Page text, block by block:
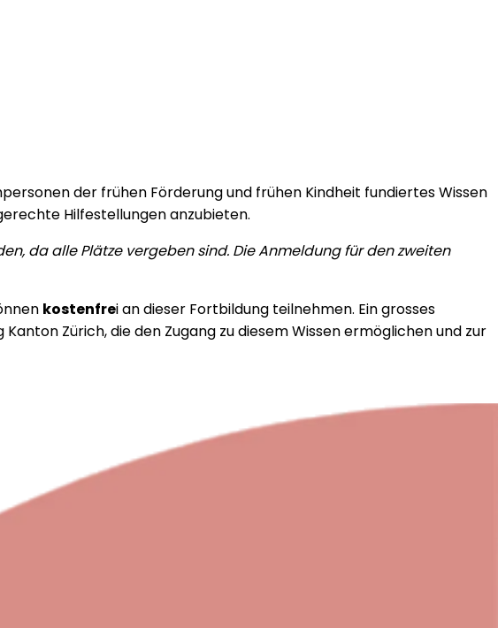
der frühen Förderung und frühen Kindheit fundiertes Wissen
Hilfestellungen anzubieten.
da alle Plätze vergeben sind. Die Anmeldung für den zweiten
kostenfrei an dieser Fortbildung teilnehmen. Ein grosses
Zürich, die den Zugang zu diesem Wissen ermöglichen und zur